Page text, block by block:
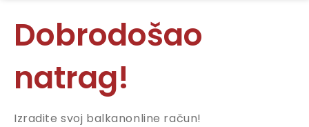
Dobrodošao
natrag!
Izradite svoj balkanonline račun!